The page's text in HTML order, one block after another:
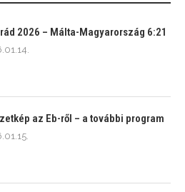
2026 – Málta-Magyarország 6:21
az Eb-ről – a további program